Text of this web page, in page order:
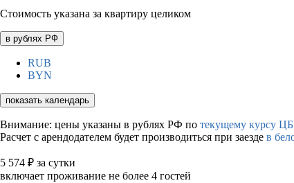
Стоимость указана за квартиру целиком
в рублях РФ
RUB
BYN
показать календарь
Внимание: цены указаны в рублях РФ по текущему курсу
Расчет с арендодателем будет производиться при заезде в
5 574 ₽ за сутки
включает проживание не более 4 гостей